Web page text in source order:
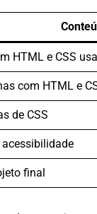
HTML e CSS
com HTML e
de CSS
acessibilidade
final